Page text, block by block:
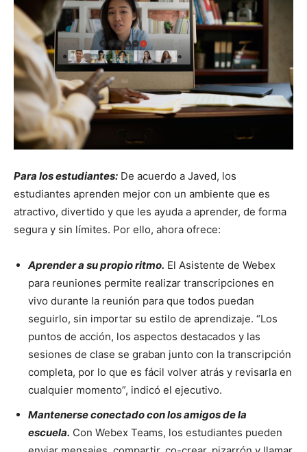
Para los estudiantes: De acuerdo a Javed, los
estudiantes aprenden mejor con un ambiente que es
atractivo, divertido y que les ayuda a aprender, de forma
segura y sin límites. Por ello, ahora ofrece:
Aprender a su propio ritmo. El Asistente de Webex
para reuniones permite realizar transcripciones en
vivo durante la reunión para que todos puedan
seguirlo, sin importar su estilo de aprendizaje. “Los
puntos de acción, los aspectos destacados y las
sesiones de clase se graban junto con la transcripción
completa, por lo que es fácil volver atrás y revisarla en
cualquier momento”, indicó el ejecutivo.
Mantenerse conectado con los amigos de la
escuela. Con Webex Teams, los estudiantes pueden